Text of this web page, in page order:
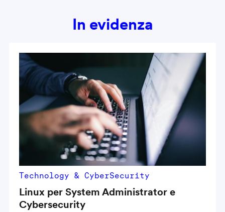
In evidenza
Technology & CyberSecurity
Linux per System Administrator e
Cybersecurity